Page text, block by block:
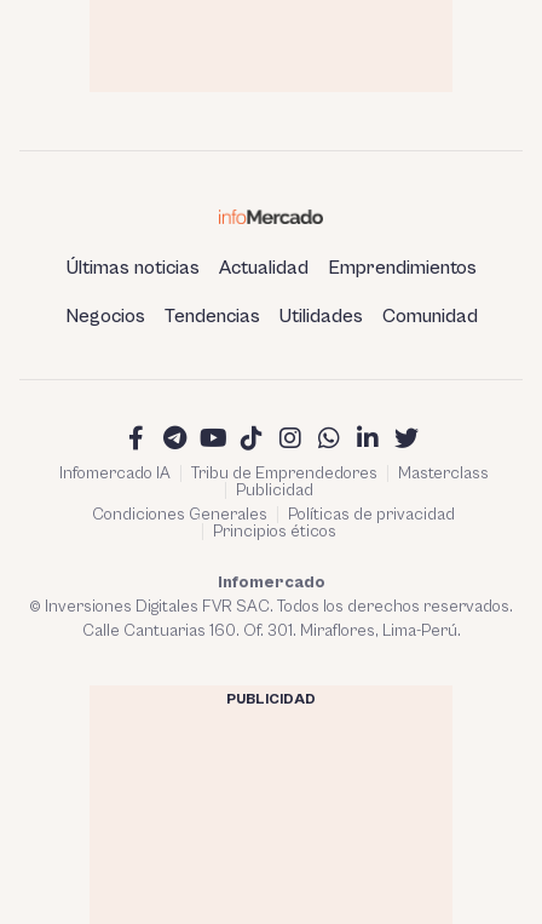
Últimas noticias Actualidad Emprendimientos
Negocios Tendencias Utilidades Comunidad
Infomercado IA Tribu de Emprendedores
Masterclass
Publicidad
Condiciones Generales
Políticas de privacidad
Principios éticos
Infomercado
© Inversiones Digitales FVR SAC. Todos los derechos reservados.
Calle Cantuarias 160. Of. 301. Miraflores, Lima-Perú.
PUBLICIDAD